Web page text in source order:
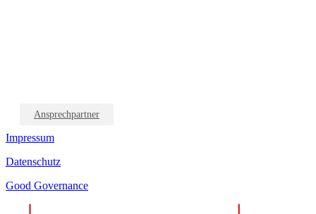
Ansprechpartner
Impressum
Datenschutz
Good Governance